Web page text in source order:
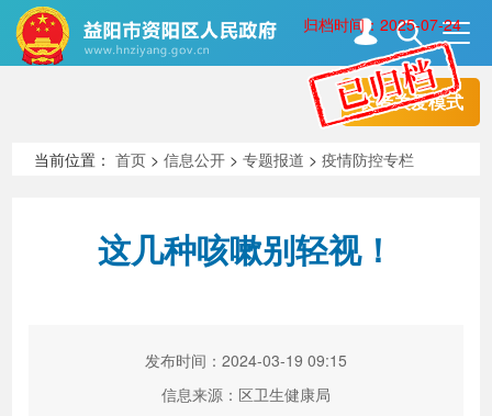
归档时间：2025-07-24
长者关爱模式
走进资阳
政务服务 互动交流
当前位置：首页 >信息公开 >专题报道 >疫情防控专栏
这几种咳嗽别轻视！
发布时间：2024-03-19 09:15
信息来源：区卫生健康局